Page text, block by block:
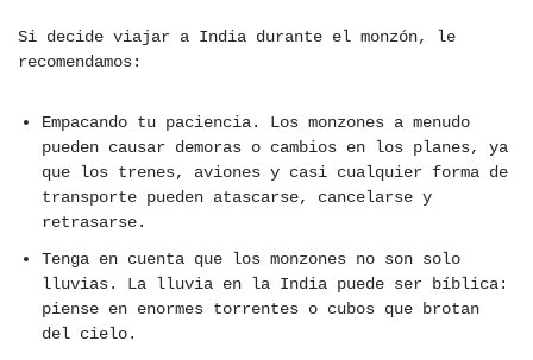
Si decide viajar a India durante el monzón, le
recomendamos:
Empacando tu paciencia. Los monzones a menudo
pueden causar demoras o cambios en los planes, ya
que los trenes, aviones y casi cualquier forma de
transporte pueden atascarse, cancelarse y
retrasarse.
Tenga en cuenta que los monzones no son solo
lluvias. La lluvia en la India puede ser bíblica:
piense en enormes torrentes o cubos que brotan
del cielo.